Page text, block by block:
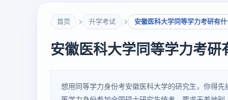
首页 升学考试 安徽医科大学同等学力考研有
安徽医科大学同等学力考研
想用同等学力身份考安徽医科大学的研究生，你得